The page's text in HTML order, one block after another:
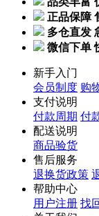
品类丰富
正品保障
多仓直发
微信下单
新手入门
会员制度 购
支付说明
付款周期 付
配送说明
商品验货
售后服务
退换货政策
帮助中心
用户注册 找